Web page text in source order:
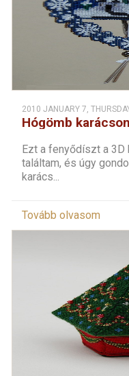
2010 JANUARY 7,
Hógömb
Ezt a fenyődíszt a
találtam, és úgy
karács...
Tovább olvasom